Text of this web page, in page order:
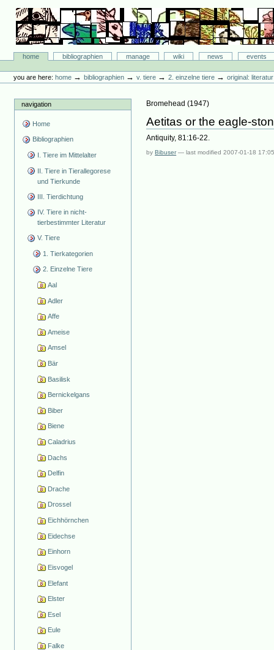
content.
navigation
Bibliographie-Portal
Sectionshome bibliographien manage wiki news
events
tools
you are here: home →bibliographien →v. tiere →2. einzelne tiere →original:
navigation
Home
Bibliographien
I. Tiere im Mittelalter
II. Tiere in Tierallegorese
und Tierkunde
III. Tierdichtung
IV. Tiere in nicht-
tierbestimmter Literatur
V. Tiere
1. Tierkategorien
2. Einzelne Tiere
Aal
Adler
Affe
Ameise
Amsel
Bär
Basilisk
Bernickelgans
Biber
Biene
Caladrius
Dachs
Delfin
Drache
Drossel
Eichhörnchen
Eidechse
Einhorn
Eisvogel
Elefant
Elster
Esel
Eule
Falke
Bromehead (1947)
Aetitas or the eagle-
Antiquity, 81:16-22.
byBibuser —last modified2007-01-18